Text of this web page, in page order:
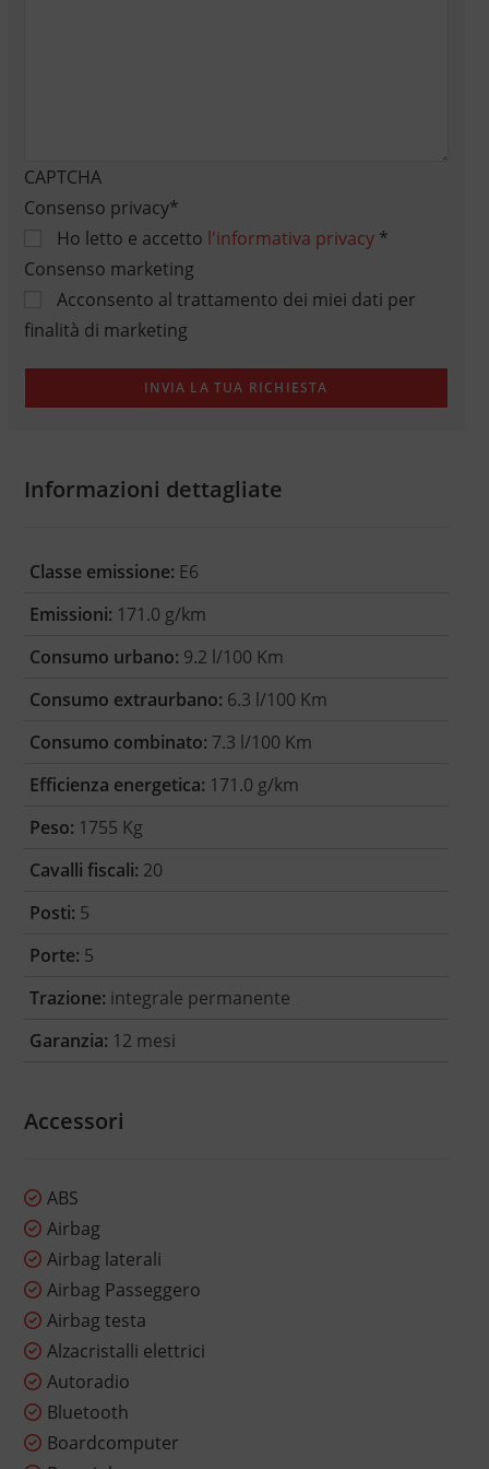
CAPTCHA
Consenso privacy*
Ho letto e accetto l'informativa privacy*
Consenso marketing
Acconsento al trattamento dei miei dati per
finalità di marketing
Informazioni dettagliate
Classe emissione: E6
Emissioni: 171.0 g/km
Consumo urbano: 9.2 l/100 Km
Consumo extraurbano: 6.3 l/100 Km
Consumo combinato: 7.3 l/100 Km
Efficienza energetica: 171.0 g/km
Peso: 1755 Kg
Cavalli fiscali: 20
Posti: 5
Porte: 5
Trazione: integrale permanente
Garanzia: 12 mesi
Accessori
ABS
Airbag
Airbag laterali
Airbag Passeggero
Airbag testa
Alzacristalli elettrici
Autoradio
Bluetooth
Boardcomputer